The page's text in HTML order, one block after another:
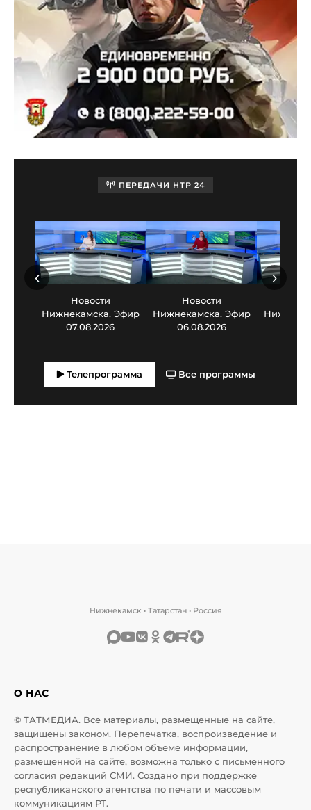
ПЕРЕДАЧИ НТР 24
Новости
Нижнекамска. Эфир
07.08.2026
Новости
Нижнекамска. Эфир
06.08.2026
‹ ›
Телепрограмма Все программы
Нижнекамск • Татарстан • Россия
О НАС
© ТАТМЕДИА. Все материалы, размещенные на сайте,
защищены законом. Перепечатка, воспроизведение и
распространение в любом объеме информации,
размещенной на сайте, возможна только с письменного
согласия редакций СМИ. Создано при поддержке
республиканского агентства по печати и массовым
коммуникациям РТ.